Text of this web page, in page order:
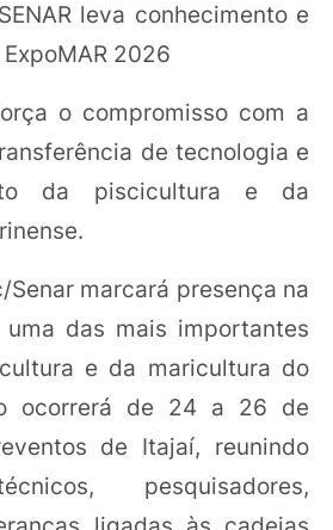
leva conhecimento e
2026
o compromisso com a
de tecnologia e
da piscicultura e da
Senar marcará presença na
uma das mais importantes
e da maricultura do
ocorrerá de 24 a 26 de
de Itajaí, reunindo
pesquisadores,